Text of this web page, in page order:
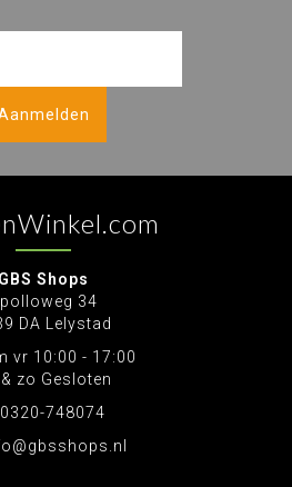
GBS Shops
34
DA Lelystad
vr 10:00 - 17:00
zo Gesloten
0320-748074